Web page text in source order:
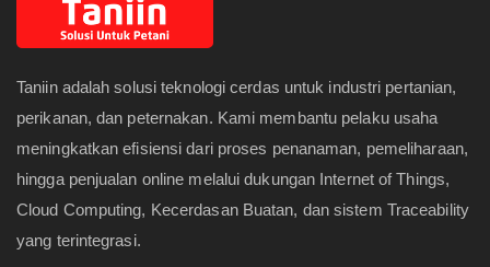
Taniin adalah solusi teknologi cerdas untuk industri pertanian,
perikanan, dan peternakan. Kami membantu pelaku usaha
meningkatkan efisiensi dari proses penanaman, pemeliharaan,
hingga penjualan online melalui dukungan Internet of Things,
Cloud Computing, Kecerdasan Buatan, dan sistem Traceability
yang terintegrasi.